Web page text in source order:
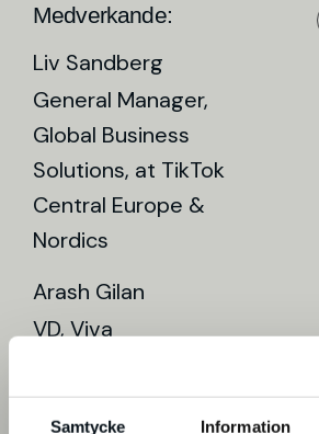
Samtycke Information
Medverkande:
Liv Sandberg
General Manager,
Global Business
Solutions, at TikTok
Central Europe &
Nordics
Arash Gilan
VD, Viva
Följ VD-podden: